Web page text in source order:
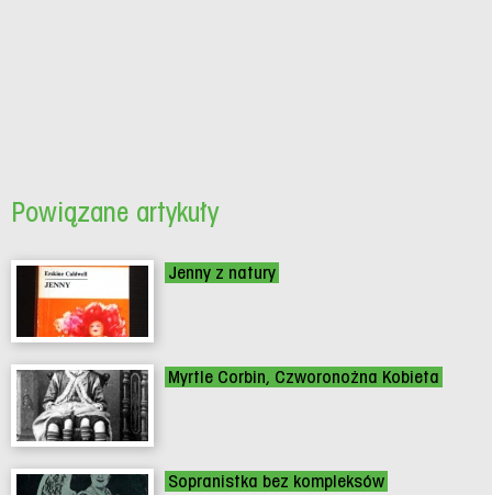
Powiązane artykuły
Jenny z natury
Myrtle Corbin, Czworonożna Kobieta
Sopranistka bez kompleksów